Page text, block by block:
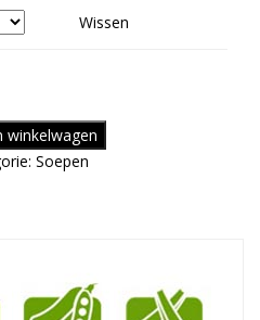
Wissen
winkelwagen
Soepen